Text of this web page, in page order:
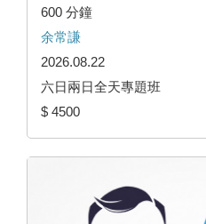
600 分鐘
余常謙
2026.08.22
六日兩日全天專題班
$ 4500